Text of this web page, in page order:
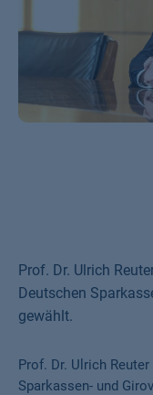
Prof. Dr. Ulrich
Deutschen
gewählt.
Prof. Dr. Ulrich
Sparkassen- und